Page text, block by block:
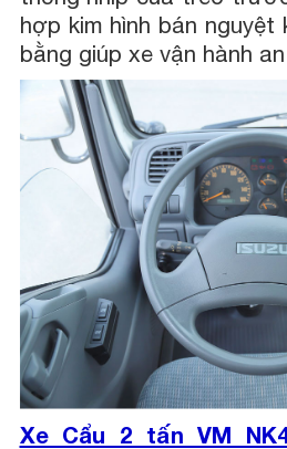
hợp kim hình bán nguyệt
bằng giúp xe vận hành
Xe Cẩu 2 tấn VM